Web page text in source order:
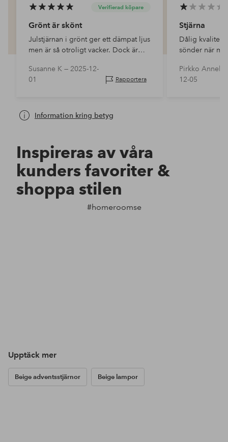
Verifierad köpare
Grönt är skönt
Julstjärnan i grönt ger ett dämpat ljus
men är så otroligt vacker. Dock är
släppt från själva stjärnan, men med
lite lim så sitter dom fint.
Susanne K — 2025-12-
01
Rapportera
Stjärna
Dålig kvalitet,
sönder när
Pirkko Anneli
12-05
Information kring betyg
Inspireras av våra
kunders favoriter &
shoppa stilen
#homeroomse
Upptäck mer
Beige adventsstjärnor Beige lampor